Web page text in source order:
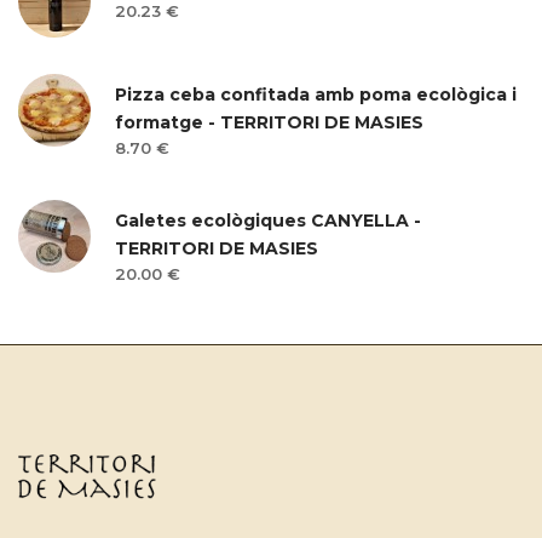
20.23 €
Pizza ceba confitada amb poma ecològica i
formatge - TERRITORI DE MASIES
8.70 €
Galetes ecològiques CANYELLA -
TERRITORI DE MASIES
20.00 €